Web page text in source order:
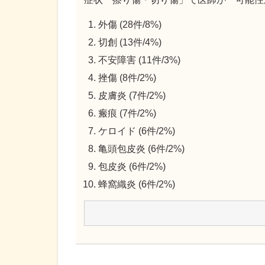
外傷 (28件/8%)
切創 (13件/4%)
不安障害 (11件/3%)
挫傷 (8件/2%)
皮膚炎 (7件/2%)
瘢痕 (7件/2%)
ケロイド (6件/2%)
亀頭包皮炎 (6件/2%)
包皮炎 (6件/2%)
蜂窩織炎 (6件/2%)